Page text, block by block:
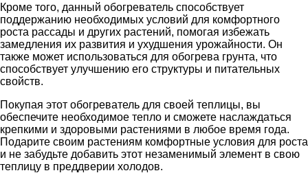
Кроме того, данный обогреватель способствует
поддержанию необходимых условий для комфортного
роста рассады и других растений, помогая избежать
замедления их развития и ухудшения урожайности. Он
также может использоваться для обогрева грунта, что
способствует улучшению его структуры и питательных
свойств.
Покупая этот обогреватель для своей теплицы, вы
обеспечите необходимое тепло и сможете наслаждаться
крепкими и здоровыми растениями в любое время года.
Подарите своим растениям комфортные условия для роста
и не забудьте добавить этот незаменимый элемент в свою
теплицу в преддверии холодов.